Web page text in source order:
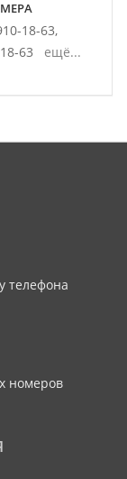
18-63,
63 ещё...
телефона
номеров